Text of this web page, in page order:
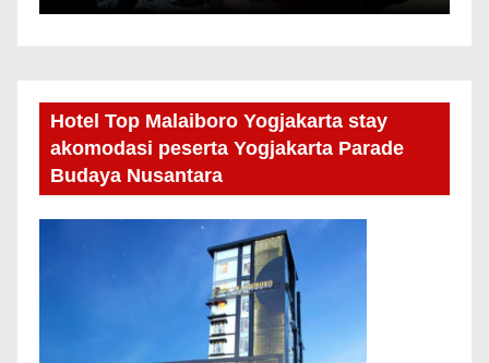
Hotel Top Malaiboro Yogjakarta stay
akomodasi peserta Yogjakarta Parade
Budaya Nusantara